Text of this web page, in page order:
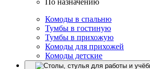
По назначению
Комоды в спальню
Тумбы в гостиную
Тумбы в прихожую
Комоды для прихожей
Комоды детские